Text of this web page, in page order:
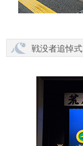
戦没者追悼式